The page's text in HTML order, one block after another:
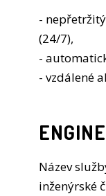
-
(24/7),
-
- vzdálené
Název
inženýrské